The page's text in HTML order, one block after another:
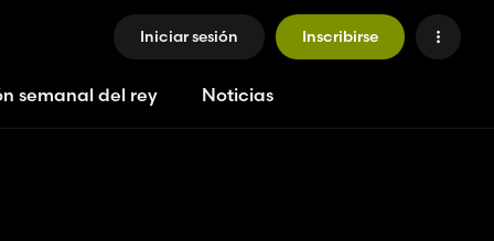
Iniciar sesión Inscribirse
semanal del rey Noticias